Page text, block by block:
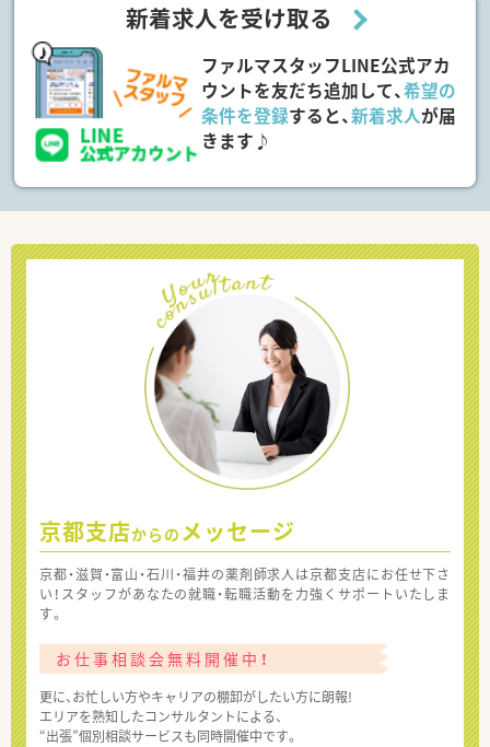
新着求人を受け取る
ファルマスタッフLINE公式アカ
ウントを友だち追加して、希望の
条件を登録すると、新着求人が届
きます♪
京都支店からの メッセージ
京都・滋賀・富山・石川・福井の薬剤師求人は京都支店にお任せ下さ
い！スタッフがあなたの就職・転職活動を力強くサポートいたしま
す。
お仕事相談会無料開催中！
更に、お忙しい方やキャリアの棚卸がしたい方に朗報!
エリアを熟知したコンサルタントによる、
“出張”個別相談サービスも同時開催中です。